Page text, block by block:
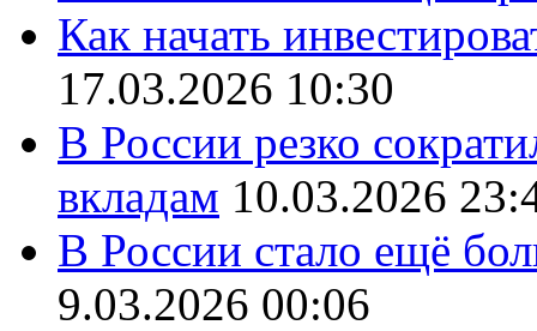
Как начать
17.03.2026 10:30
В России резко
вкладам 10.03.2026
В России стало ещё
9.03.2026 00:06